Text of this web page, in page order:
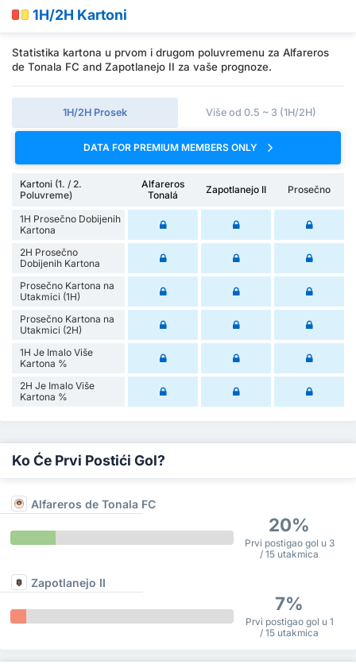
1H/2H Kartoni
Statistika kartona u prvom i drugom poluvremenu za Alfareros
de Tonala FC and Zapotlanejo II za vaše prognoze.
1H/2H Prosek Više od 0.5 ~ 3 (1H/2H)
DATA FOR PREMIUM MEMBERS ONLY
Kartoni (1. / 2.
Poluvreme)
Alfareros
Tonalá
Zapotlanejo II Prosečno
1H Prosečno Dobijenih
Kartona
2H Prosečno
Dobijenih Kartona
Prosečno Kartona na
Utakmici (1H)
Prosečno Kartona na
Utakmici (2H)
1H Je Imalo Više
Kartona %
2H Je Imalo Više
Kartona %
Ko Će Prvi Postići Gol?
Alfareros de Tonala FC
20%
Prvi postigao gol u 3
/ 15 utakmica
Zapotlanejo II
7%
Prvi postigao gol u 1
/ 15 utakmica